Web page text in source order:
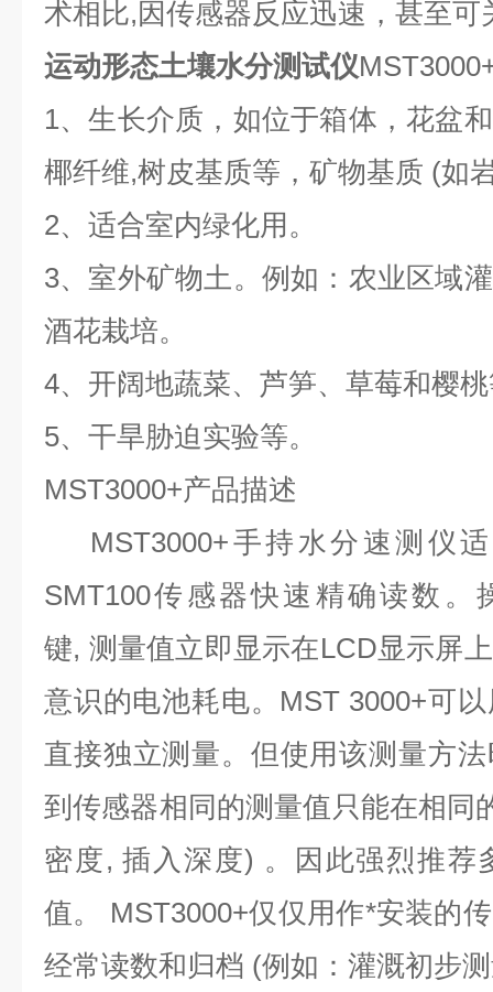
术相比,因传感器反应迅速，甚至
运动形态土壤水分测试仪
1、生长介质，如位于箱体，花盆
椰纤维,树皮基质等，矿物基质 (如
2、 适合室内绿化用。
3、 室外矿物土。 例如 ： 农业区域
酒花栽培。
4、 开阔地蔬菜、 芦笋、 草莓和樱
5、 干旱胁迫实验等。
MST3000+产品描述
MST3000+手持水分速测仪
SMT100传感器快速精确读数。
键, 测量值立即显示在LCD显示屏
意识的电池耗电。MST 3000+可
直接独立测量。但使用该测量方
到传感器相同的测量值只能在相同
密度, 插入深度) 。因此强烈推荐
值。 MST3000+仅仅用作*安装的
经常读数和归档 (例如：灌溉初步